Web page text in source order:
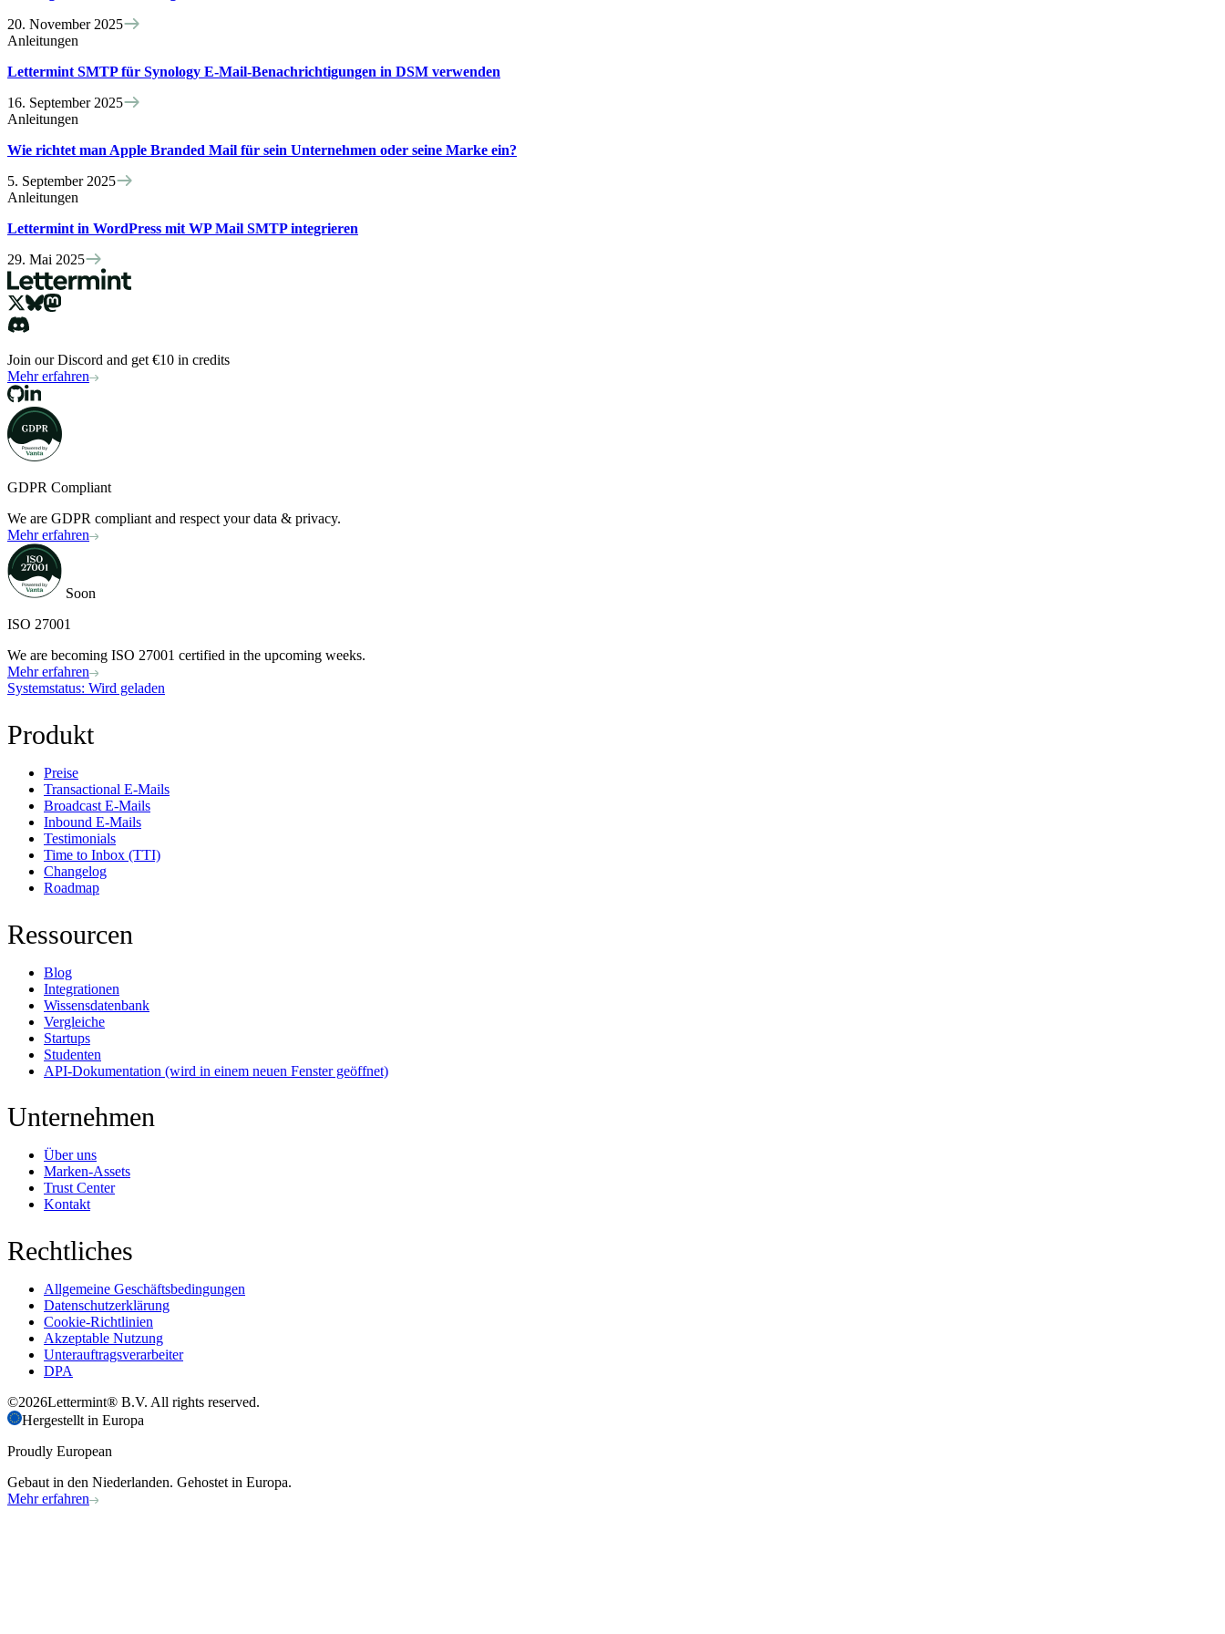
20. November 2025
Anleitungen
Lettermint SMTP für Synology E-Mail-Benachrichtigungen in DSM verwenden
16. September 2025
Anleitungen
Wie richtet man Apple Branded Mail für sein Unternehmen oder seine Marke ein?
5. September 2025
Anleitungen
Lettermint in WordPress mit WP Mail SMTP integrieren
29. Mai 2025
Join our Discord and get €10 in credits
Mehr erfahren
GDPR Compliant
We are GDPR compliant and respect your data & privacy.
Mehr erfahren
Soon
ISO 27001
We are becoming ISO 27001 certified in the upcoming weeks.
Mehr erfahren
Systemstatus: Wird geladen
Produkt
Preise
Transactional E-Mails
Broadcast E-Mails
Inbound E-Mails
Testimonials
Time to Inbox (TTI)
Changelog
Roadmap
Ressourcen
Blog
Integrationen
Wissensdatenbank
Vergleiche
Startups
Studenten
API-Dokumentation (wird in einem neuen Fenster geöffnet)
Unternehmen
Über uns
Marken-Assets
Trust Center
Kontakt
Rechtliches
Allgemeine Geschäftsbedingungen
Datenschutzerklärung
Cookie-Richtlinien
Akzeptable Nutzung
Unterauftragsverarbeiter
DPA
©2026Lettermint® B.V. All rights reserved.
Hergestellt in Europa
Proudly European
Gebaut in den Niederlanden. Gehostet in Europa.
Mehr erfahren